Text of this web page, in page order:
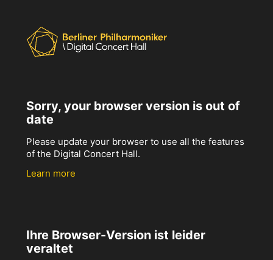
Sorry, your browser version is out of
date
Please update your browser to use all the features
of the Digital Concert Hall.
Learn more
Ihre Browser-Version ist leider
veraltet